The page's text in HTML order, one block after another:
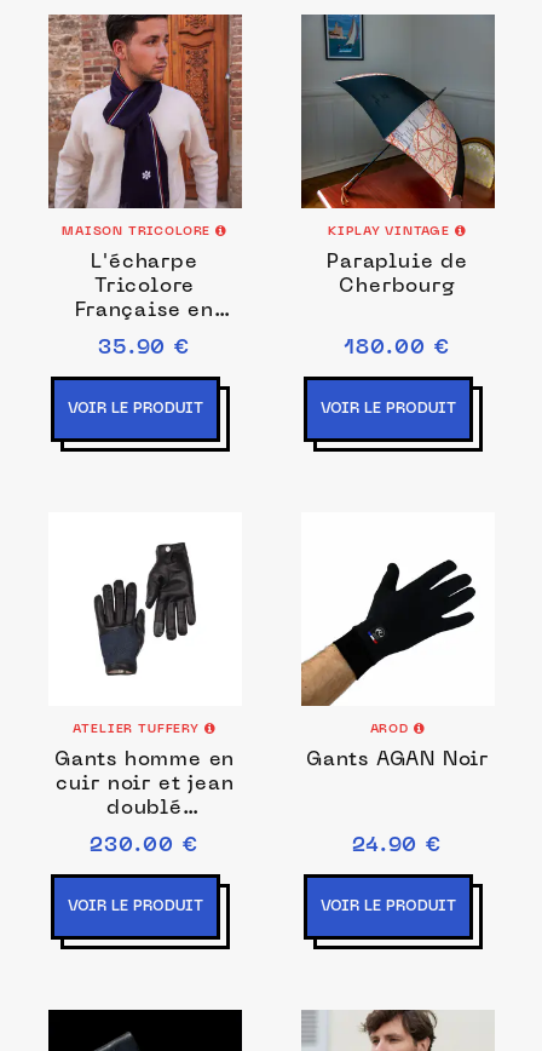
MAISON TRICOLORE
L'écharpe
Tricolore
Française en
Laine pour
Homme🐑 -
Marine
35.90 €
VOIR LE PRODUIT
KIPLAY VINTAGE
Parapluie de
Cherbourg
180.00 €
VOIR LE PRODUIT
ATELIER TUFFERY
Gants homme en
cuir noir et jean
doublé
cachemire
230.00 €
VOIR LE PRODUIT
AROD
Gants AGAN Noir
24.90 €
VOIR LE PRODUIT